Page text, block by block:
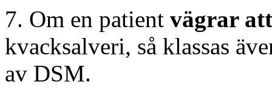
7. Om en patient vägrar
kvacksalveri, så klassas
av DSM.